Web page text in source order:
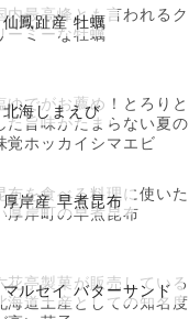
仙鳳趾産 牡蠣
内最高峰とも言われるク
ーミーな牡蠣
北海しまえび
ゆでがお薦め！とろりと
た旨味がたまらない夏の
覚ホッカイシマエビ
厚岸産 早煮昆布
布を食べる料理に使いた
厚岸町の早煮昆布
マルセイ バターサンド
花亭製菓が販売している
海道土産としての知名度